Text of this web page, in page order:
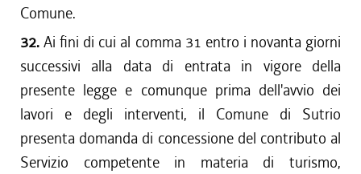
Comune.
32.Ai fini di cui al comma 31 entro i novanta giorni
successivi alla data di entrata in vigore della
presente legge e comunque prima dell'avvio dei
lavori e degli interventi, il Comune di Sutrio
presenta domanda di concessione del contributo al
Servizio competente in materia di turismo,